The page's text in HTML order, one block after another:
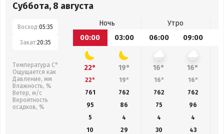
Суббота, 8 августа
Восход:05:35
Закат:20:35
Температура С°
Ощущается как
Давление, мм
Влажность, %
Ветер, м/с
Вероятность
осадков, %
Ночь
Утро
00:00
03:00 06:00 09:00
22° 19° 16° 16°
22° 19° 16° 16°
761
762 762 762
95
86 75 96
5
4 4
4
10
29 30 43